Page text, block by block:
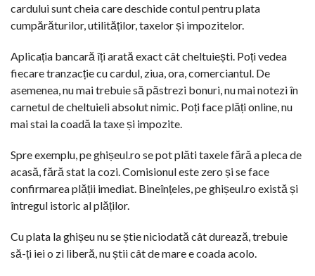
cardului sunt cheia care deschide contul pentru plata
cumpărăturilor, utilităților, taxelor și impozitelor.
Aplicația bancară îți arată exact cât cheltuiești. Poți vedea
fiecare tranzacție cu cardul, ziua, ora, comerciantul. De
asemenea, nu mai trebuie să păstrezi bonuri, nu mai notezi în
carnetul de cheltuieli absolut nimic. Poți face plăți online, nu
mai stai la coadă la taxe și impozite.
Spre exemplu, pe ghișeul.ro se pot plăti taxele fără a pleca de
acasă, fără stat la cozi. Comisionul este zero și se face
confirmarea plății imediat. Bineînțeles, pe ghișeul.ro există și
întregul istoric al plăților.
Cu plata la ghișeu nu se știe niciodată cât durează, trebuie
să-ți iei o zi liberă, nu știi cât de mare e coada acolo.